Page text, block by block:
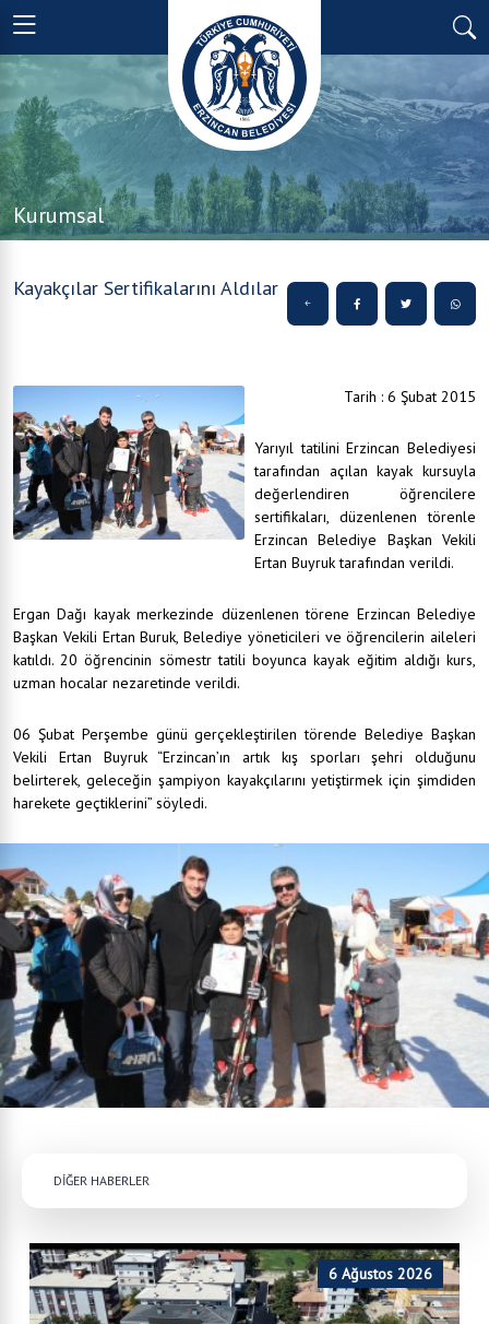
Kurumsal
Kayakçılar Sertifikalarını Aldılar
Tarih : 6 Şubat 2015
Yarıyıl tatilini Erzincan Belediyesi
tarafından açılan kayak kursuyla
değerlendiren öğrencilere
sertifikaları, düzenlenen törenle
Erzincan Belediye Başkan Vekili
Ertan Buyruk tarafından verildi.
Ergan Dağı kayak merkezinde düzenlenen törene Erzincan Belediye
Başkan Vekili Ertan Buruk, Belediye yöneticileri ve öğrencilerin aileleri
katıldı. 20 öğrencinin sömestr tatili boyunca kayak eğitim aldığı kurs,
uzman hocalar nezaretinde verildi.
06 Şubat Perşembe günü gerçekleştirilen törende Belediye Başkan
Vekili Ertan Buyruk “Erzincan’ın artık kış sporları şehri olduğunu
belirterek, geleceğin şampiyon kayakçılarını yetiştirmek için şimdiden
harekete geçtiklerini” söyledi.
DİĞER HABERLER
6 Ağustos 2026